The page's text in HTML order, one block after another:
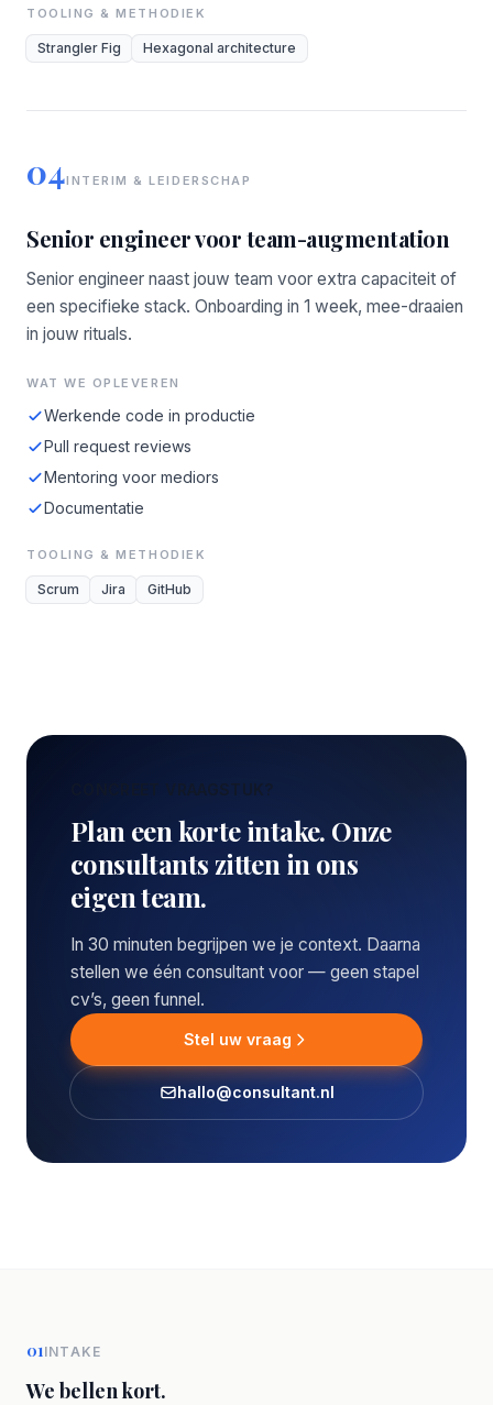
TOOLING & METHODIEK
Strangler Fig Hexagonal architecture
04INTERIM & LEIDERSCHAP
Senior engineer voor team-augmentation
Senior engineer naast jouw team voor extra capaciteit of
een specifieke stack. Onboarding in 1 week, mee-draaien
in jouw rituals.
WAT WE OPLEVEREN
Werkende code in productie
Pull request reviews
Mentoring voor mediors
Documentatie
TOOLING & METHODIEK
Scrum Jira GitHub
CONCREET VRAAGSTUK?
Plan een korte intake. Onze
consultants zitten in ons
eigen team.
In 30 minuten begrijpen we je context. Daarna
stellen we één consultant voor — geen stapel
cv’s, geen funnel.
Stel uw vraag
hallo@consultant.nl
01INTAKE
We bellen kort.